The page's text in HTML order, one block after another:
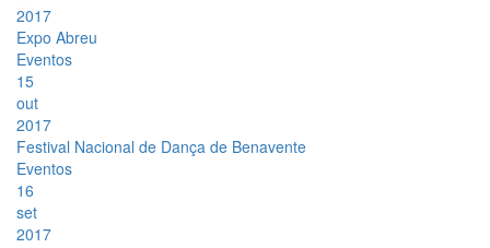
2017
Expo Abreu
Eventos
15
out
2017
Festival Nacional de Dança de Benavente
Eventos
16
set
2017